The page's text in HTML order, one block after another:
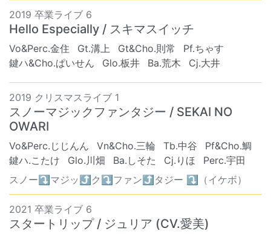
2019 卒業ライブ 6
Hello Especially / スキマスイッチ
Vo&Perc.金住 Gt.溝上 Gt&Cho.則常
Pf.ちゃす
鍵ハ&Cho.ぱいせん
Glo.板井 Ba.荒木 Cj.大井
2019 クリスマスライブ 1
スノーマジックファンタジー / SEKAI NO
OWARI
Vo&Perc.じじんん Vn&Cho.三輪 Tb.中谷
Pf&Cho.鯛
鍵ハ.こたけ
Glo.川畑 Ba.しそた Cj.りほ
Perc.宇田
スノー⤵︎マジッ⤴︎ク⤵︎ファン⤴︎タジー ⤵︎（イケボ）
2021 卒業ライブ 6
スタートリップ / ジュリア (CV.愛美)